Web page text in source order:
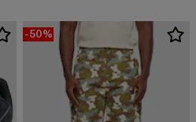
-50%